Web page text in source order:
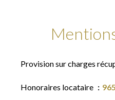
Provision sur charges
Honoraires locataire